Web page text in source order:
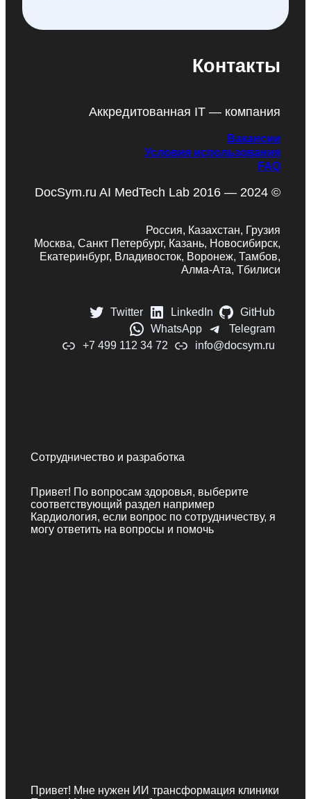
Контакты
Аккредитованная IT — компания
Вакансии
Условия использования
FAQ
DocSym.ru AI MedTech Lab 2016 — 2024 ©
Россия, Казахстан, Грузия
Москва, Санкт Петербург, Казань, Новосибирск,
Екатеринбург, Владивосток, Воронеж, Тамбов,
Алма-Ата, Тбилиси
Twitter LinkedIn
GitHub
WhatsApp
Telegram
+7 499 112 34 72
info@docsym.ru
Сотрудничество и разработка
Привет! По вопросам здоровья, выберите
соответствующий раздел например
Кардиология, если вопрос по сотрудничеству, я
могу ответить на вопросы и помочь
Привет! Мне нужен ИИ трансформация клиники